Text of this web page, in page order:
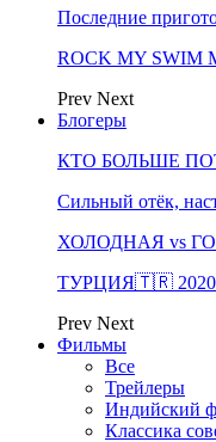
Последние
ROCK MY SWIM
Prev Next
Блогеры
КТО БОЛЬШЕ
Сильный отёк,
ХОЛОДНАЯ vs
ТУРЦИЯ🇹🇷
Prev Next
Фильмы
Все
Трейлеры
Индийский
Классика